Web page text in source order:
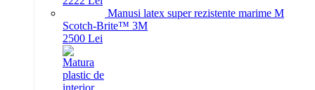
Manusi latex super rezistente marime M
Scotch-Brite™ 3M
2500 Lei